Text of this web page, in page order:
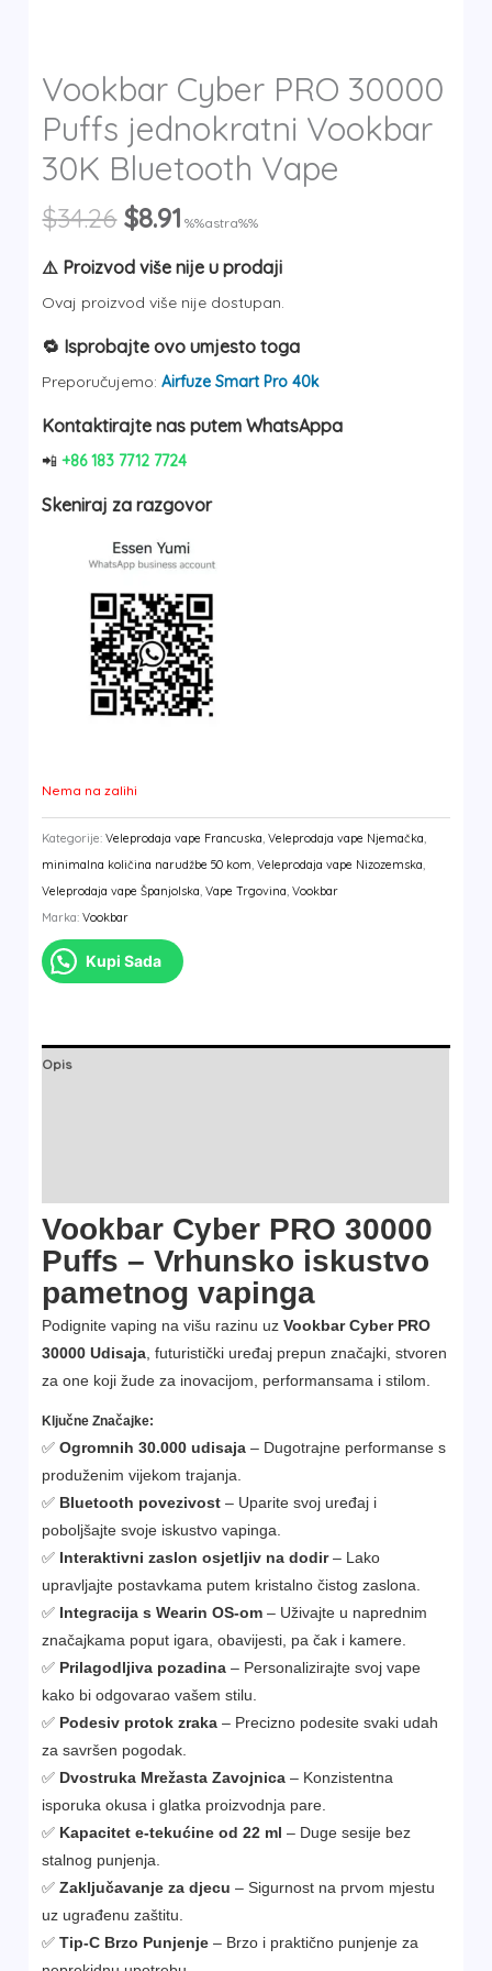
Vookbar Cyber PRO 30000
Puffs jednokratni Vookbar
30K Bluetooth Vape
$34.26 Izvorna
bila
je:
$34.26.
$8.91Trenutna
je:
$8.91.
%%astra%%
⚠️ Proizvod više nije u prodaji
Ovaj proizvod više nije dostupan.
🔁 Isprobajte ovo umjesto toga
Preporučujemo:Airfuze Smart Pro 40k
Kontaktirajte nas putem WhatsAppa
📲+86 183 7712 7724
Skeniraj za razgovor
Nema na zalihi
Kategorije:Veleprodaja vape Francuska ,Veleprodaja vape Njemačka
minimalna količina narudžbe 50 kom ,Veleprodaja vape Nizozemska
Veleprodaja vape Španjolska ,Vape Trgovina ,Vookbar
Marka:Vookbar
Kupi Sada
Opis
Vookbar Cyber PRO 30000
Puffs – Vrhunsko iskustvo
pametnog vapinga
Podignite vaping na višu razinu uzVookbar Cyber PRO
30000 Udisaja, futuristički uređaj prepun značajki, stvoren
za one koji žude za inovacijom, performansama i stilom.
Ključne Značajke:
✅Ogromnih 30.000 udisaja – Dugotrajne performanse s
produženim vijekom trajanja.
✅ Bluetooth povezivost – Uparite svoj uređaj i
poboljšajte svoje iskustvo vapinga.
✅ Interaktivni zaslon osjetljiv na dodir– Lako
upravljajte postavkama putem kristalno čistog zaslona.
✅ Integracija s Wearin OS-om – Uživajte u naprednim
značajkama poput igara, obavijesti, pa čak i kamere.
✅ Prilagodljiva pozadina – Personalizirajte svoj vape
kako bi odgovarao vašem stilu.
✅ Podesiv protok zraka – Precizno podesite svaki udah
za savršen pogodak.
✅ Dvostruka Mrežasta Zavojnica – Konzistentna
isporuka okusa i glatka proizvodnja pare.
✅ Kapacitet e-tekućine od 22 ml – Duge sesije bez
stalnog punjenja.
✅Zaključavanje za djecu – Sigurnost na prvom mjestu
uz ugrađenu zaštitu.
✅Tip-C Brzo Punjenje – Brzo i praktično punjenje za